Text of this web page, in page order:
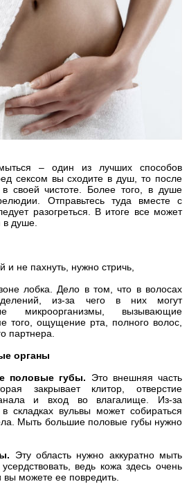
– один из лучших способов
сексом вы сходите в душ, то после
своей чистоте. Более того, в душе
Отправьтесь туда вместе с
разогреться. В итоге все может
в душе.
и не пахнуть, нужно стричь,
лобка. Дело в том, что в волосах
из-за чего в них могут
микроорганизмы, вызывающие
того, ощущение рта, полного волос,
партнера.
органы
половые губы. Это внешняя часть
закрывает клитор, отверстие
и вход во влагалище. Из-за
складках вульвы может собираться
Мыть большие половые губы нужно
Эту область нужно аккуратно мыть
ведь кожа здесь очень
вы можете ее повредить.